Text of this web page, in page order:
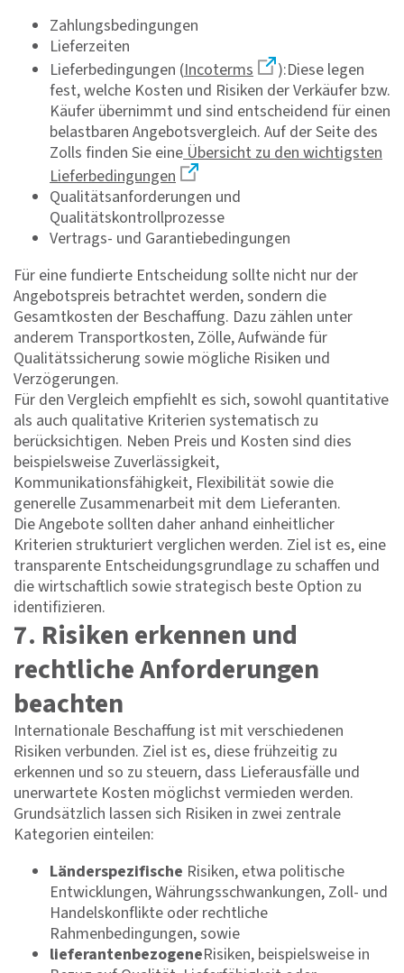
Zahlungsbedingungen
Lieferzeiten
Lieferbedingungen (Incoterms
):Diese legen
fest, welche Kosten und Risiken der Verkäufer bzw.
Käufer übernimmt und sind entscheidend für einen
belastbaren Angebotsvergleich. Auf der Seite des
Zolls finden Sie eine Übersicht zu den wichtigsten
Lieferbedingungen
Qualitätsanforderungen und
Qualitätskontrollprozesse
Vertrags- und Garantiebedingungen
Für eine fundierte Entscheidung sollte nicht nur der
Angebotspreis betrachtet werden, sondern die
Gesamtkosten der Beschaffung. Dazu zählen unter
anderem Transportkosten, Zölle, Aufwände für
Qualitätssicherung sowie mögliche Risiken und
Verzögerungen.
Für den Vergleich empfiehlt es sich, sowohl quantitative
als auch qualitative Kriterien systematisch zu
berücksichtigen. Neben Preis und Kosten sind dies
beispielsweise Zuverlässigkeit,
Kommunikationsfähigkeit, Flexibilität sowie die
generelle Zusammenarbeit mit dem Lieferanten.
Die Angebote sollten daher anhand einheitlicher
Kriterien strukturiert verglichen werden. Ziel ist es, eine
transparente Entscheidungsgrundlage zu schaffen und
die wirtschaftlich sowie strategisch beste Option zu
identifizieren.
7. Risiken erkennen und
rechtliche Anforderungen
beachten
Internationale Beschaffung ist mit verschiedenen
Risiken verbunden. Ziel ist es, diese frühzeitig zu
erkennen und so zu steuern, dass Lieferausfälle und
unerwartete Kosten möglichst vermieden werden.
Grundsätzlich lassen sich Risiken in zwei zentrale
Kategorien einteilen:
Länderspezifische Risiken, etwa politische
Entwicklungen, Währungsschwankungen, Zoll- und
Handelskonflikte oder rechtliche
Rahmenbedingungen, sowie
lieferantenbezogeneRisiken, beispielsweise in